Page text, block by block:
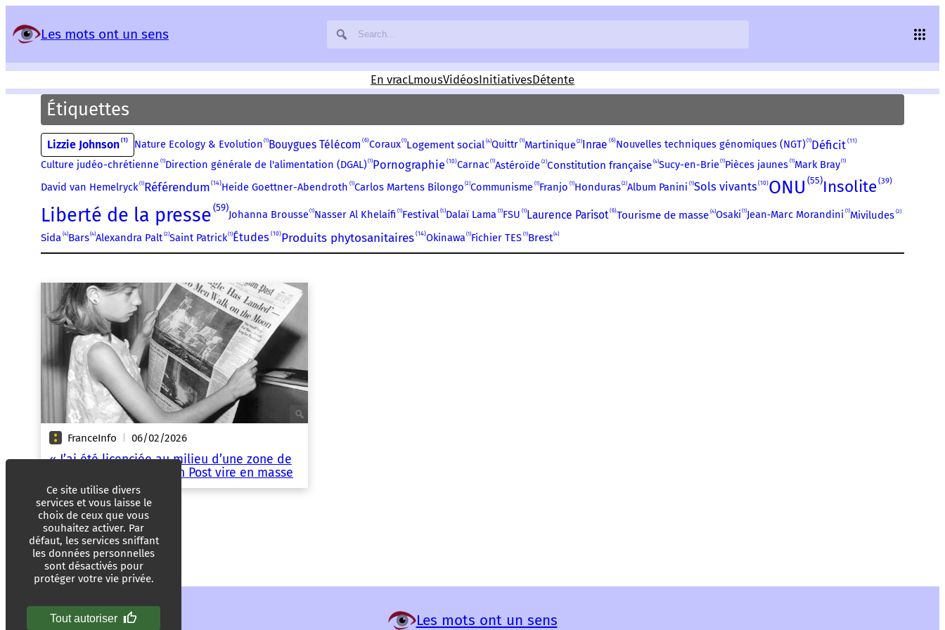
Les mots ont un sens
En vracLmousVidéosInitiativesDétente
Étiquettes
Lizzie Johnson 1 Nature Ecology & Evolution 1 Bouygues Télécom 6 Coraux 1 Logement social 4 Quittr 1 Martinique 2 Inrae 6 Nouvelles techniques génomiques (NGT) 1 Déficit 11
Culture judéo-chrétienne 1 Direction générale de l'alimentation (DGAL) 1 Pornographie 10 Carnac 1 Astéroïde 2 Constitution française 4 Sucy-en-Brie 1 Pièces jaunes 1 Mark Bray 1
David van Hemelryck 1 Référendum 14 Heide Goettner-Abendroth 1 Carlos Martens Bilongo 2 Communisme 1 Franjo 1 Honduras 2 Album Panini 1 Sols vivants 10 ONU 55 Insolite 39
Liberté de la presse 59
Johanna Brousse 1 Nasser Al Khelaifi 1 Festival 5 Dalaï Lama 1 FSU 1 Laurence Parisot 6 Tourisme de masse 4 Osaki 1 Jean‑Marc Morandini 1 Miviludes 2
Sida 4 Bars 4 Alexandra Palt 2 Saint Patrick 1 Études 10 Produits phytosanitaires 14 Okinawa 1 Fichier TES 1 Brest 4
FranceInfo 06/02/2026
« J’ai été licenciée au milieu d’une zone de
guerre » : le Washington Post vire en masse
Les mots ont un sens
Panneau de gestion des services
Ce site utilise divers
services et vous laisse le
choix de ceux que vous
souhaitez activer. Par
défaut, les services sniffant
les données personnelles
sont désactivés pour
protéger votre vie privée.
Tout autoriser